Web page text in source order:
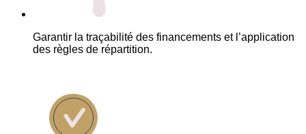
Garantir la traçabilité des financements et l’application
des règles de répartition.